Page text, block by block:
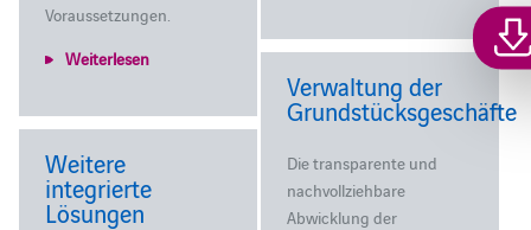
Voraussetzungen.
Weiterlesen
Verwaltung der
Grundstücksgeschäfte
Die transparente und
nachvollziehbare
Abwicklung der
Weitere
integrierte
Lösungen